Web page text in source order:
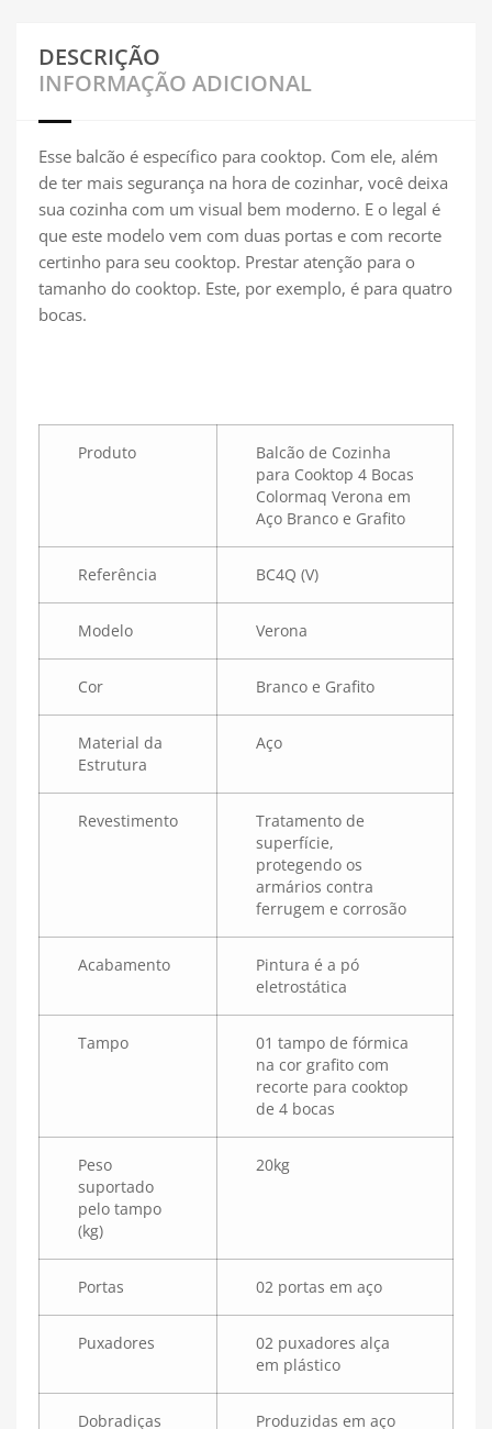
DESCRIÇÃO
INFORMAÇÃO ADICIONAL
Esse balcão é específico para cooktop. Com ele, além
de ter mais segurança na hora de cozinhar, você deixa
sua cozinha com um visual bem moderno. E o legal é
que este modelo vem com duas portas e com recorte
certinho para seu cooktop. Prestar atenção para o
tamanho do cooktop. Este, por exemplo, é para quatro
bocas.
Produto
Balcão de Cozinha
para Cooktop 4 Bocas
Colormaq Verona em
Aço Branco e Grafito
Referência BC4Q (V)
Modelo Verona
Cor Branco e Grafito
Material da
Estrutura
Aço
Revestimento
Tratamento de
superfície,
protegendo os
armários contra
ferrugem e corrosão
Acabamento
Pintura é a pó
eletrostática
Tampo
01 tampo de fórmica
na cor grafito com
recorte para cooktop
de 4 bocas
Peso
suportado
pelo tampo
(kg)
20kg
Portas 02 portas em aço
Puxadores
02 puxadores alça
em plástico
Dobradiças Produzidas em aço